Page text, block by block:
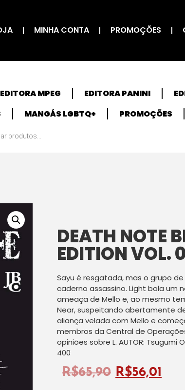
MINHA CONTA PROMOÇÕES
EDITORA MPEG EDITORA PANINI
MANGÁS LGBTQ+ PROMOÇÕES
DEATH NOTE
EDITION VOL.
Sayu é resgatada, mas o grupo
caderno assassino. Light bola um
ameaça de Mello e, ao mesmo
Near, suspeitando abertamente
aliança velada com Mello e
membros da Central de
opiniões sobre L. AUTOR: Tsugumi
400
R$65,90 R$56,01